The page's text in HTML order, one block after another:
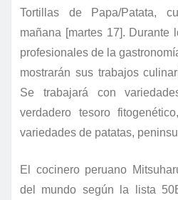
Tortillas de Papa/Patata,
mañana [martes 17].
profesionales de la
mostrarán sus trabajos
Se trabajará con
verdadero tesoro
variedades de patatas,
El cocinero peruano
del mundo según la lista